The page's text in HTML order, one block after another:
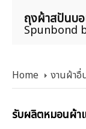
ถุงผ้าสปันบ
Spunbond
Home งานผ้าอื่
รับผลิตหมอนผ้า